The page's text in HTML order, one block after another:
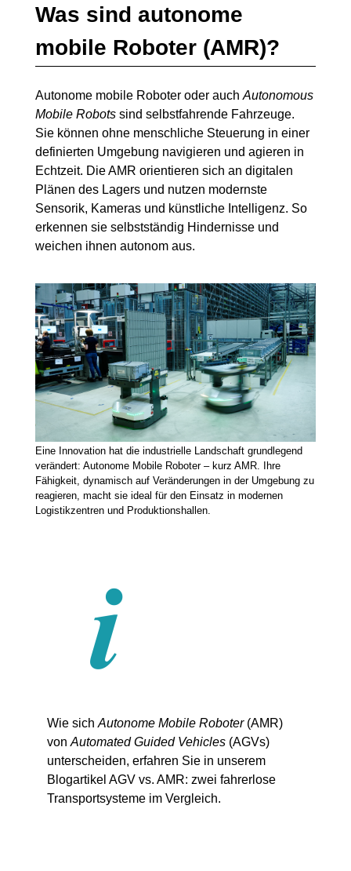
Was sind autonome
mobile Roboter (AMR)?
Autonome mobile Roboter oder auch Autonomous
Mobile Robots sind selbstfahrende Fahrzeuge.
Sie können ohne menschliche Steuerung in einer
definierten Umgebung navigieren und agieren in
Echtzeit. Die AMR orientieren sich an digitalen
Plänen des Lagers und nutzen modernste
Sensorik, Kameras und künstliche Intelligenz. So
erkennen sie selbstständig Hindernisse und
weichen ihnen autonom aus.
Eine Innovation hat die industrielle Landschaft grundlegend
verändert: Autonome Mobile Roboter – kurz AMR. Ihre
Fähigkeit, dynamisch auf Veränderungen in der Umgebung zu
reagieren, macht sie ideal für den Einsatz in modernen
Logistikzentren und Produktionshallen.
Wie sich Autonome Mobile Roboter(AMR)
von Automated Guided Vehicles (AGVs)
unterscheiden, erfahren Sie in unserem
Blogartikel AGV vs. AMR: zwei fahrerlose
Transportsysteme im Vergleich.